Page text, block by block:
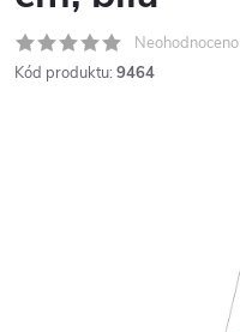
Neohodnoceno
Kód produktu: 9464